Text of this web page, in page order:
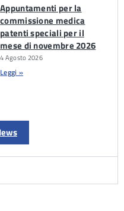
Appuntamenti per la
commissione medica
patenti speciali per il
mese di novembre 2026
4 Agosto 2026
Leggi »